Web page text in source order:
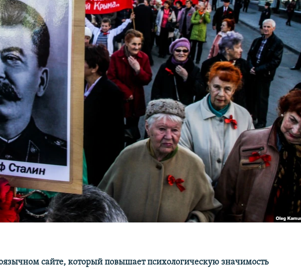
сайте, который повышает психологическую значимость